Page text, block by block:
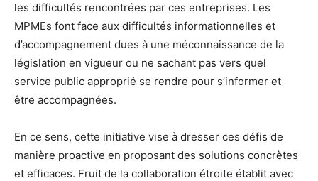
les difficultés rencontrées par ces entreprises. Les
MPMEs font face aux difficultés informationnelles et
d’accompagnement dues à une méconnaissance de la
législation en vigueur ou ne sachant pas vers quel
service public approprié se rendre pour s’informer et
être accompagnées.
En ce sens, cette initiative vise à dresser ces défis de
manière proactive en proposant des solutions concrètes
et efficaces. Fruit de la collaboration étroite établit avec